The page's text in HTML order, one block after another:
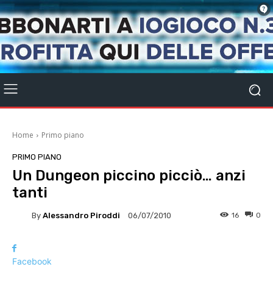
Home Primo piano
PRIMO PIANO
Un Dungeon piccino picciò… anzi
tanti
By Alessandro Piroddi 06/07/2010 0
16
Facebook